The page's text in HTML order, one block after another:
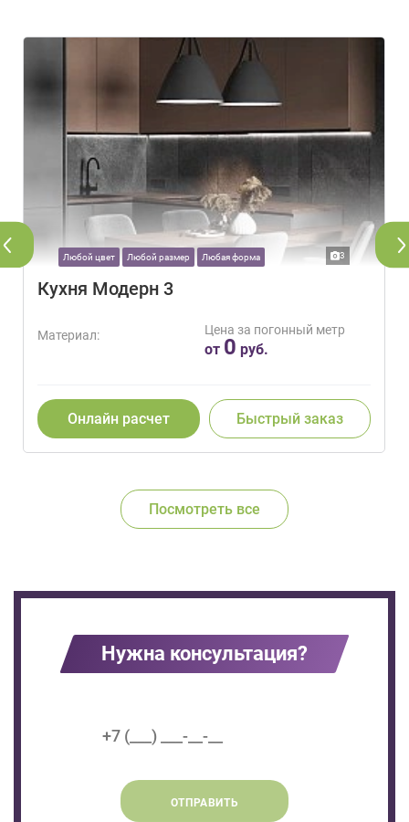
Любой цвет Любой размер Любая форма 3
Кухня Модерн 3
Материал: Цена за погонный метр
от 0 руб.
Онлайн расчет Быстрый заказ
Посмотреть все
Нужна консультация?
ОТПРАВИТЬ